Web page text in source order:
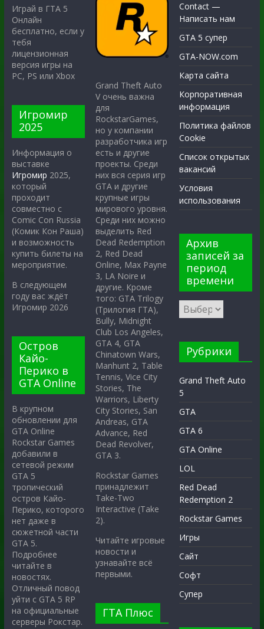
Играй в ГТА 5
Онлайн
бесплатно, если у
тебя
лицензионная
версия игры на
PC, PS или Xbox
Игромир
2025
Информация о
выставке
Игромир 2025,
который
проходит
совместно с
Comic Con Russia
(Комик Кон Раша)
и возможность
купить билеты на
мероприятие.
В следующем
году вас ждёт
Игромир 2026
Остров
Кайо-
Перико в
GTA Online
В крупном
обновлении для
GTA Online
Rockstar Games
добавили в
сетевой режим
GTA 5
тропический
остров Кайо-
Перико, которого
нет даже в
сюжетной части
GTA 5.
Подробнее
читайте в
новостях.
Отличный повод
уйти с GTA 5 RP
на официальные
серверы Рокстар.
Grand Theft Auto
V очень важна
для
RockstarGames,
но у компании
разработчика игр
есть и другие
проекты. Среди
них вся серия игр
GTA и другие
крупные игры
мирового уровня.
Среди них можно
выделить Red
Dead Redemption
2, Red Dead
Online, Max Payne
3, LA Noire и
другие. Кроме
того: GTA Trilogy
(Трилогия ГТА),
Bully, Midnight
Club Los Angeles,
GTA 4, GTA
Chinatown Wars,
Manhunt 2, Table
Tennis, Vice City
Stories, The
Warriors, Liberty
City Stories, San
Andreas, GTA
Advance, Red
Dead Revolver,
GTA 3.
Rockstar Games
принадлежит
Take-Two
Interactive (Take
2).
Читайте игровые
новости и
узнавайте всё
первыми.
ГТА Плюс
Contact —
Написать нам
GTA 5 супер
GTA-NOW.com
Карта сайта
Корпоративная
информация
Политика файлов
Cookie
Список открытых
вакансий
Условия
использования
Архив
записей за
период
времени
Рубрики
Grand Theft Auto
5
GTA
GTA 6
GTA Online
LOL
Red Dead
Redemption 2
Rockstar Games
Игры
Сайт
Софт
Супер